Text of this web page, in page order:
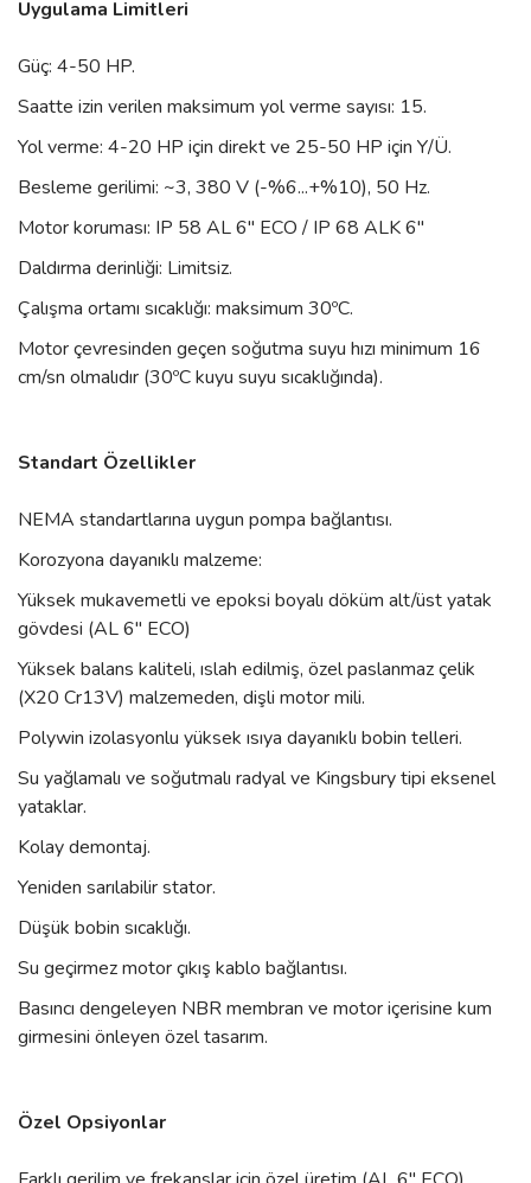
Uygulama Limitleri
Güç: 4-50 HP.
Saatte izin verilen maksimum yol verme sayısı: 15.
Yol verme: 4-20 HP için direkt ve 25-50 HP için Y/Ü.
Besleme gerilimi: ~3, 380 V (-%6...+%10), 50 Hz.
Motor koruması: IP 58 AL 6" ECO / IP 68 ALK 6"
Daldırma derinliği: Limitsiz.
Çalışma ortamı sıcaklığı: maksimum 30ºC.
Motor çevresinden geçen soğutma suyu hızı minimum 16
cm/sn olmalıdır (30ºC kuyu suyu sıcaklığında).
Standart Özellikler
NEMA standartlarına uygun pompa bağlantısı.
Korozyona dayanıklı malzeme:
Yüksek mukavemetli ve epoksi boyalı döküm alt/üst yatak
gövdesi (AL 6" ECO)
Yüksek balans kaliteli, ıslah edilmiş, özel paslanmaz çelik
(X20 Cr13V) malzemeden, dişli motor mili.
Polywin izolasyonlu yüksek ısıya dayanıklı bobin telleri.
Su yağlamalı ve soğutmalı radyal ve Kingsbury tipi eksenel
yataklar.
Kolay demontaj.
Yeniden sarılabilir stator.
Düşük bobin sıcaklığı.
Su geçirmez motor çıkış kablo bağlantısı.
Basıncı dengeleyen NBR membran ve motor içerisine kum
girmesini önleyen özel tasarım.
Özel Opsiyonlar